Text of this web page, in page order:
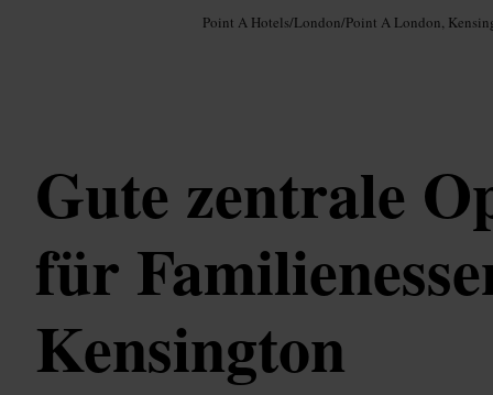
Point A Hotels/London/Point A London,
Gute zentrale
für
Kensington